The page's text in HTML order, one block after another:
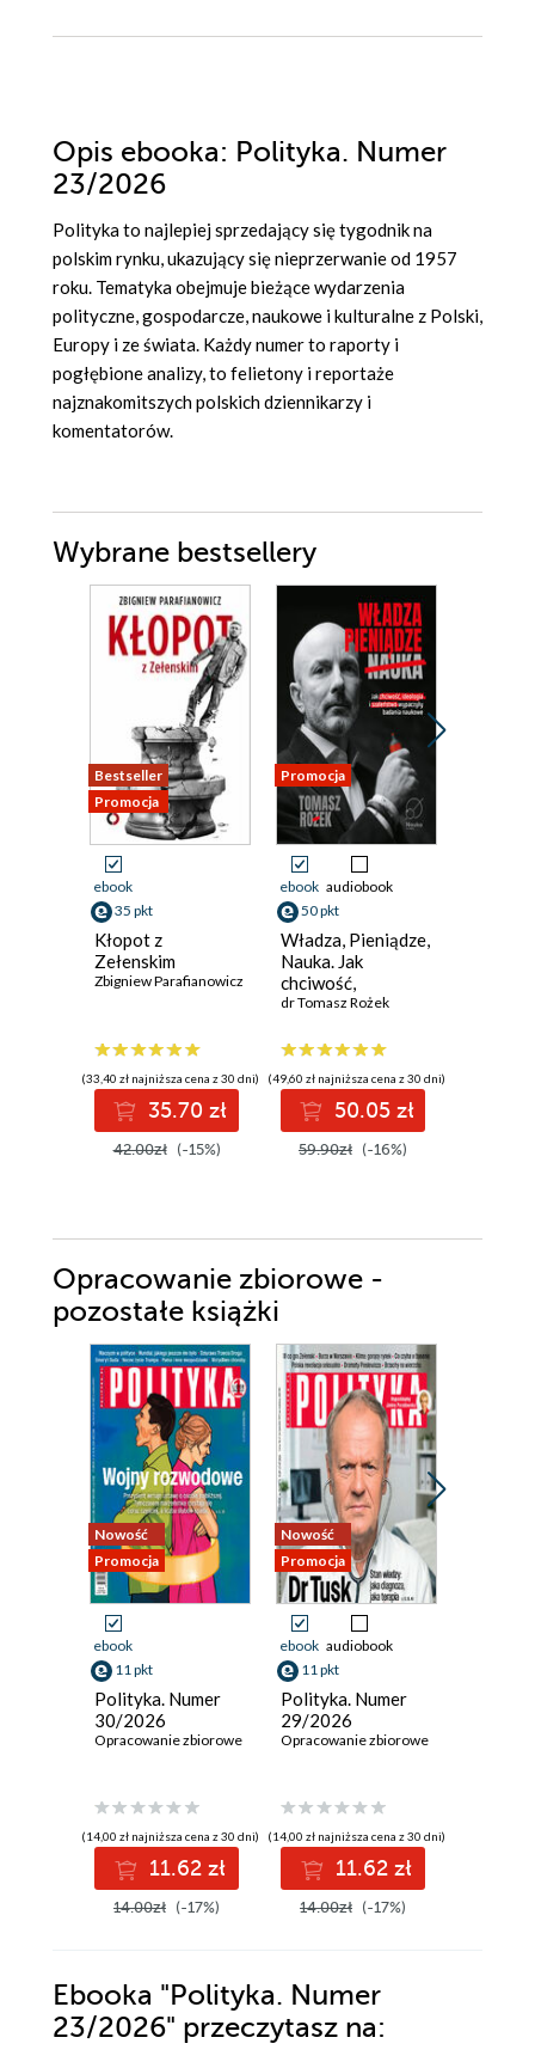
Opis ebooka: Polityka. Numer
23/2026
Polityka to najlepiej sprzedający się tygodnik na
polskim rynku, ukazujący się nieprzerwanie od 1957
roku. Tematyka obejmuje bieżące wydarzenia
polityczne, gospodarcze, naukowe i kulturalne z Polski,
Europy i ze świata. Każdy numer to raporty i
pogłębione analizy, to felietony i reportaże
najznakomitszych polskich dziennikarzy i
komentatorów.
Wybrane bestsellery
Bestseller
Promocja
ebook
35 pkt
Kłopot z
Zełenskim
Zbigniew Parafianowicz
(33,40 zł najniższa cena z 30 dni)
35.70 zł
42.00zł (-15%)
Promocja
ebook audiobook
50 pkt
Władza, Pieniądze,
Nauka. Jak
chciwość,
ideologia i
wypaczyły badania
naukowe
dr Tomasz Rożek
(49,60 zł najniższa cena z 30 dni)
50.05 zł
59.90zł (-16%)
Opracowanie zbiorowe -
pozostałe książki
Nowość
Promocja
ebook
11 pkt
Polityka. Numer
30/2026
Opracowanie zbiorowe
(14,00 zł najniższa cena z 30 dni)
11.62 zł
14.00zł (-17%)
Nowość
Promocja
ebook audiobook
11 pkt
Polityka. Numer
29/2026
Opracowanie zbiorowe
(14,00 zł najniższa cena z 30 dni)
11.62 zł
14.00zł (-17%)
Ebooka "Polityka. Numer
23/2026" przeczytasz na: